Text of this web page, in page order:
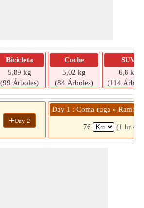
Bicicleta
5,89 kg
(99 Árboles)
Coche
5,02 kg
(84 Árboles)
SUV
6,8 kg
(114
+Day 2
Day 1 : Coma-ruga » Rambla
76 (1 hr 4